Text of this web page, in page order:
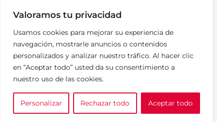
Valoramos tu privacidad
Usamos cookies para mejorar su experiencia de
navegación, mostrarle anuncios o contenidos
personalizados y analizar nuestro tráfico. Al hacer clic
en “Aceptar todo” usted da su consentimiento a
nuestro uso de las cookies.
Personalizar Rechazar todo Aceptar todo
Sobre SparkLoad
Distribuidores
FAQ
Contacto
LEGAL
0